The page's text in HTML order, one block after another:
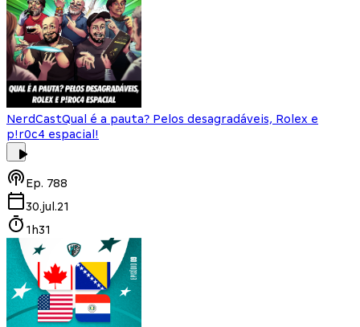
NerdCastQual é a pauta? Pelos desagradáveis, Rolex e
p!r0c4 espacial!
Ep. 788
30.jul.21
1h31